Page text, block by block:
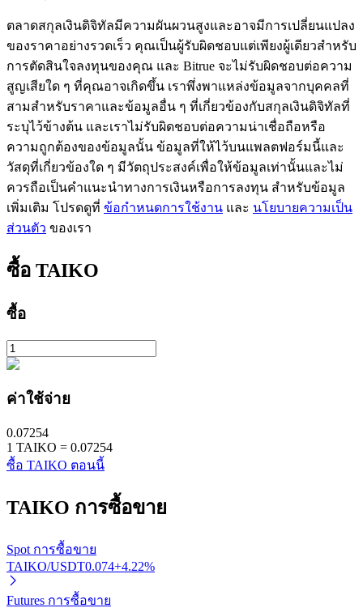
ลงทุนอัตโนมัติ
คว้าผลกำไรระยะยาวและผลประโยชน์ที่ยืดหยุ่น
เรียนรู้เกี่ยวกับการสร้างรายได้แบบพาสซีฟ
พันธมิตร Bitrue
ตลาดสกุลเงินดิจิทัลมีความผันผวนสูงและอาจมีการเปลี่ยนแปลง
ของราคาอย่างรวดเร็ว คุณเป็นผู้รับผิดชอบแต่เพียงผู้เดียวสำหรับ
การตัดสินใจลงทุนของคุณ และ Bitrue จะไม่รับผิดชอบต่อความ
สูญเสียใด ๆ ที่คุณอาจเกิดขึ้น เราพึ่งพาแหล่งข้อมูลจากบุคคลที่
สามสำหรับราคาและข้อมูลอื่น ๆ ที่เกี่ยวข้องกับสกุลเงินดิจิทัลที่
ระบุไว้ข้างต้น และเราไม่รับผิดชอบต่อความน่าเชื่อถือหรือ
ความถูกต้องของข้อมูลนั้น ข้อมูลที่ให้ไว้บนแพลตฟอร์มนี้และ
วัสดุที่เกี่ยวข้องใด ๆ มีวัตถุประสงค์เพื่อให้ข้อมูลเท่านั้นและไม่
ควรถือเป็นคำแนะนำทางการเงินหรือการลงทุน สำหรับข้อมูล
เพิ่มเติม โปรดดูที่ ข้อกำหนดการใช้งาน และ นโยบายความเป็น
ส่วนตัว ของเรา
ซื้อ TAIKO
ซื้อ
ค่าใช้จ่าย
0.07254
1 TAIKO = 0.07254
ซื้อ TAIKO ตอนนี้
TAIKO การซื้อขาย
Spot การซื้อขาย
TAIKO/USDT0.074+4.22%
Futures การซื้อขาย